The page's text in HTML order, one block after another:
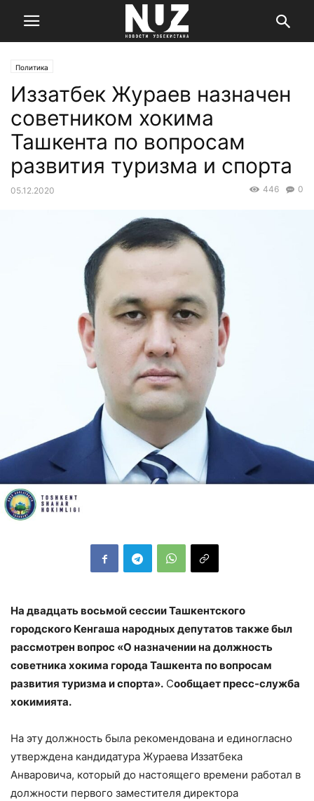
Политика
Иззатбек Жураев назначен
советником хокима
Ташкента по вопросам
развития туризма и спорта
05.12.2020 0
446
На двадцать восьмой сессии Ташкентского
городского Кенгаша народных депутатов также был
рассмотрен вопрос «О назначении на должность
советника хокима города Ташкента по вопросам
развития туризма и спорта». Сообщает пресс-служба
хокимията.
На эту должность была рекомендована и единогласно
утверждена кандидатура Жураева Иззатбека
Анваровича, который до настоящего времени работал в
должности первого заместителя директора